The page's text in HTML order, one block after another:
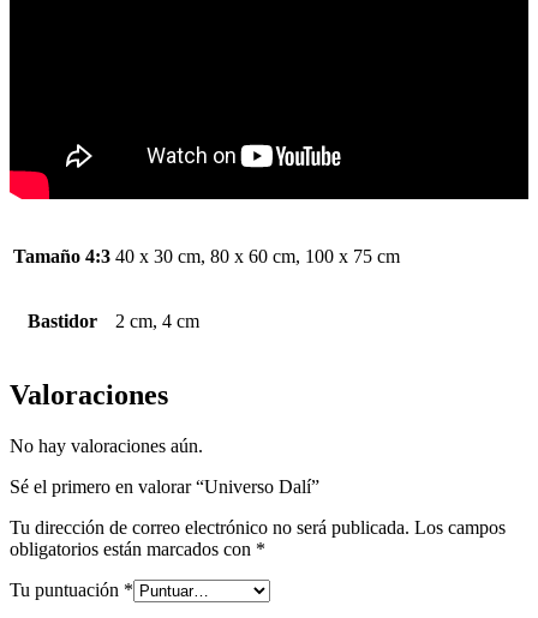
Tamaño 4:3 40 x 30 cm, 80 x 60 cm, 100 x 75 cm
Bastidor 2 cm, 4 cm
Valoraciones
No hay valoraciones aún.
Sé el primero en valorar “Universo Dalí”
Tu dirección de correo electrónico no será publicada. Los campos
obligatorios están marcados con *
Tu puntuación *